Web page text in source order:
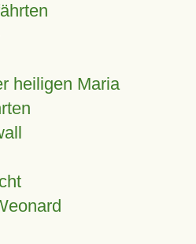
heiligen Maria